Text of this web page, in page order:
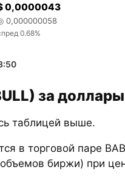
0,0000043
0,000000058
0.68%
за доллары
таблицей выше.
в торговой паре
биржи) при